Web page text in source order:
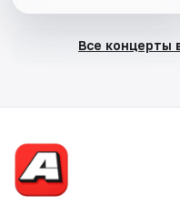
Все концерты